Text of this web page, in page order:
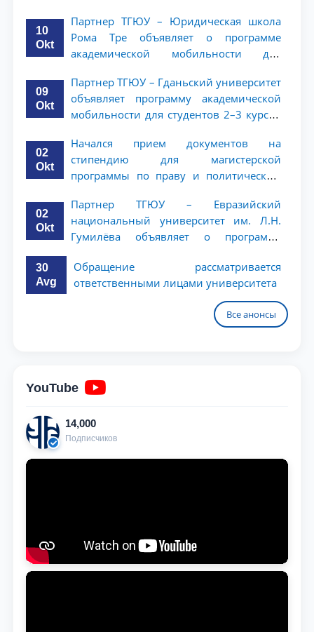
10
Okt
Партнер ТГЮУ – Юридическая школа
Рома Тре объявляет о программе
академической мобильности для
09
Okt
Партнер ТГЮУ – Гданьский университет
объявляет программу академической
мобильности для студентов 2–3 курсов
02
Okt
Начался прием документов на
стипендию для магистерской
программы по праву и политическим
02
Okt
Партнер ТГЮУ – Евразийский
национальный университет им. Л.Н.
Гумилёва объявляет о программе
студентов 2–3 курсов
30
Avg
Обращение рассматривается
ответственными лицами университета
Все анонсы
YouTube
14,000
Подписчиков